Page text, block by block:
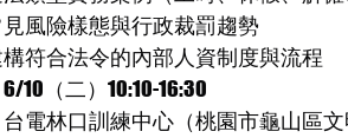
見風險樣態與行政裁罰趨勢
符合法令的內部人資制度與流程
10（二）10:10-16:30
電林口訓練中心（桃園市龜山區文